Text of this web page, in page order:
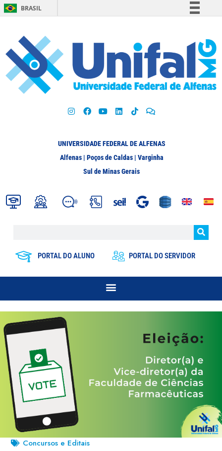
BRASIL
Participe
Acesso à informação
Legislação
UNIVERSIDADE FEDERAL DE ALFENAS
Alfenas | Poços de Caldas | Varginha
Sul de Minas Gerais
PORTAL DO ALUNO PORTAL DO SERVIDOR
Concursos e Editais